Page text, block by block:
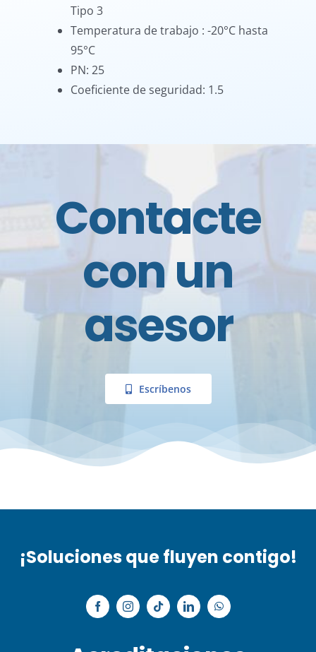
Tipo 3
Temperatura de trabajo : -20°C hasta
95°C
PN: 25
Coeficiente de seguridad: 1.5
Contacte
con un
asesor
Escríbenos
¡Soluciones que fluyen contigo!